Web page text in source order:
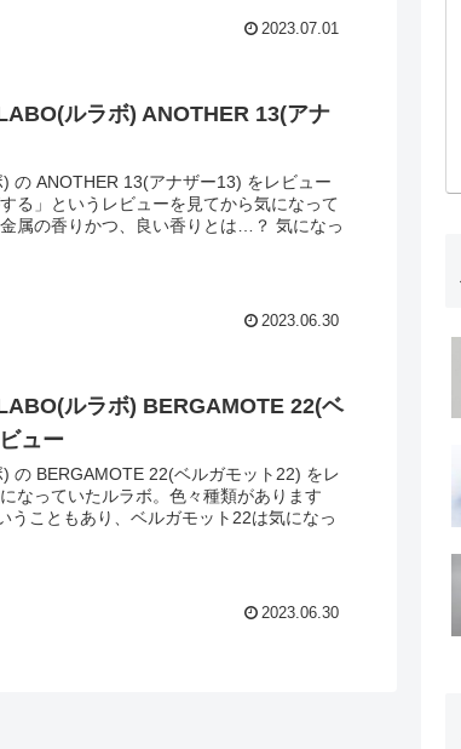
2023.07.01
ルラボ) ANOTHER 13(アナ
の ANOTHER 13(アナザー13) をレビュー
2023.06.30
ルラボ) BERGAMOTE 22(ベ
ュー
の BERGAMOTE 22(ベルガモット22) をレ
うこともあり、ベルガモット22は気になっ
2023.06.30